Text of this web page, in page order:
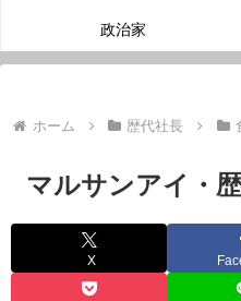
政治家
ホーム 歴代社長
マルサンアイ・
X